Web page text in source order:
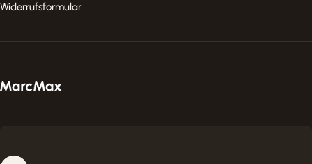
Widerrufsformular
MarcMax Shop